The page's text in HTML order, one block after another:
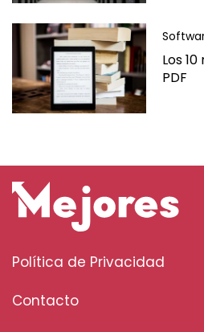
Los
PDF
Política de Privacidad
Contacto